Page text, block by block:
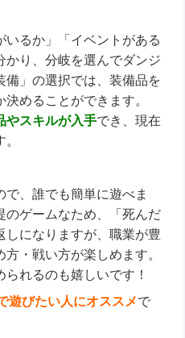
いるか」「イベントがある
かり、分岐を選んでダンジ
備」の選択では、装備品を
めることができます。
やスキルが入手でき、現在
、誰でも簡単に遊べま
のゲームなため、「死んだ
しになりますが、職業が豊
・戦い方が楽しめます。
れるのも嬉しいです！
遊びたい人にオススメで